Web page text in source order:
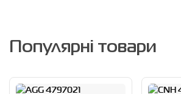
Популярні товари